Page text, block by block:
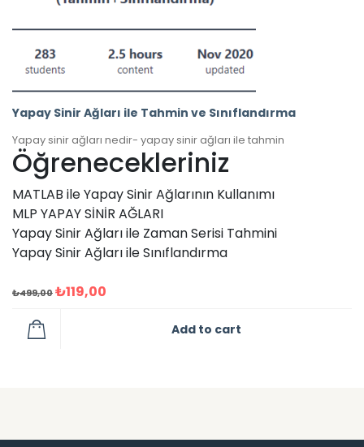
Yapay Sinir Ağları ile Tahmin ve Sınıflandırma
Yapay sinir ağları nedir- yapay sinir ağları ile tahmin
Öğrenecekleriniz
MATLAB ile Yapay Sinir Ağlarının Kullanımı
MLP YAPAY SİNİR AĞLARI
Yapay Sinir Ağları ile Zaman Serisi Tahmini
Yapay Sinir Ağları ile Sınıflandırma
₺499,00₺119,00
Add to cart